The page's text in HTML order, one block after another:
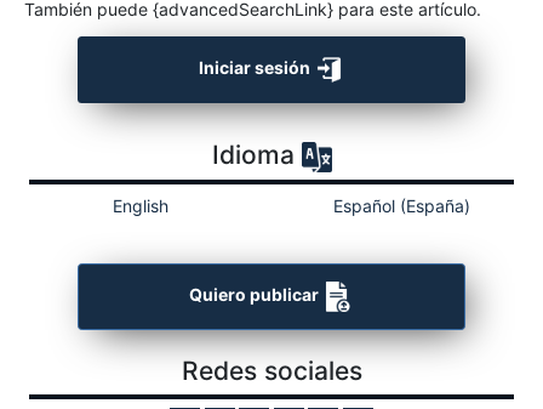
También puede {advancedSearchLink} para este artículo.
Iniciar sesión
Idioma
English Español (España)
Quiero publicar
Redes sociales